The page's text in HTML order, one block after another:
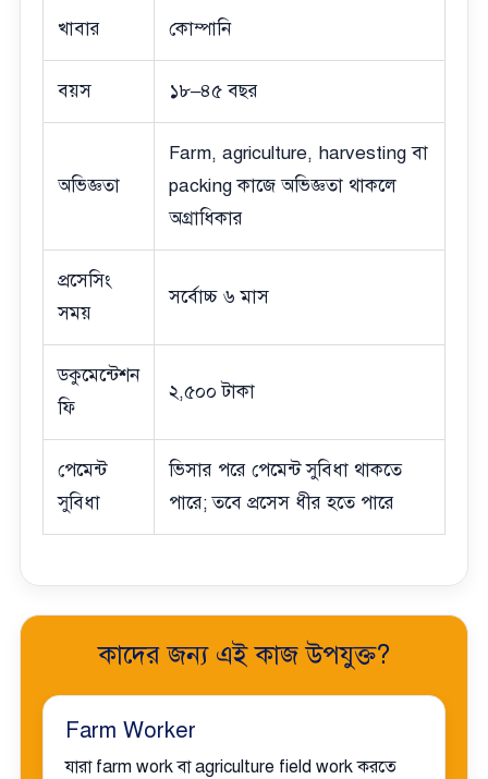
খাবার কোম্পানি
বয়স ১৮–৪৫ বছর
অভিজ্ঞতা
Farm, agriculture, harvesting বা
packing কাজে অভিজ্ঞতা থাকলে
অগ্রাধিকার
প্রসেসিং
সময়
সর্বোচ্চ ৬ মাস
ডকুমেন্টেশন
ফি
২,৫০০ টাকা
পেমেন্ট
সুবিধা
ভিসার পরে পেমেন্ট সুবিধা থাকতে
পারে; তবে প্রসেস ধীর হতে পারে
কাদের জন্য এই কাজ উপযুক্ত?
Farm Worker
যারা farm work বা agriculture field work করতে